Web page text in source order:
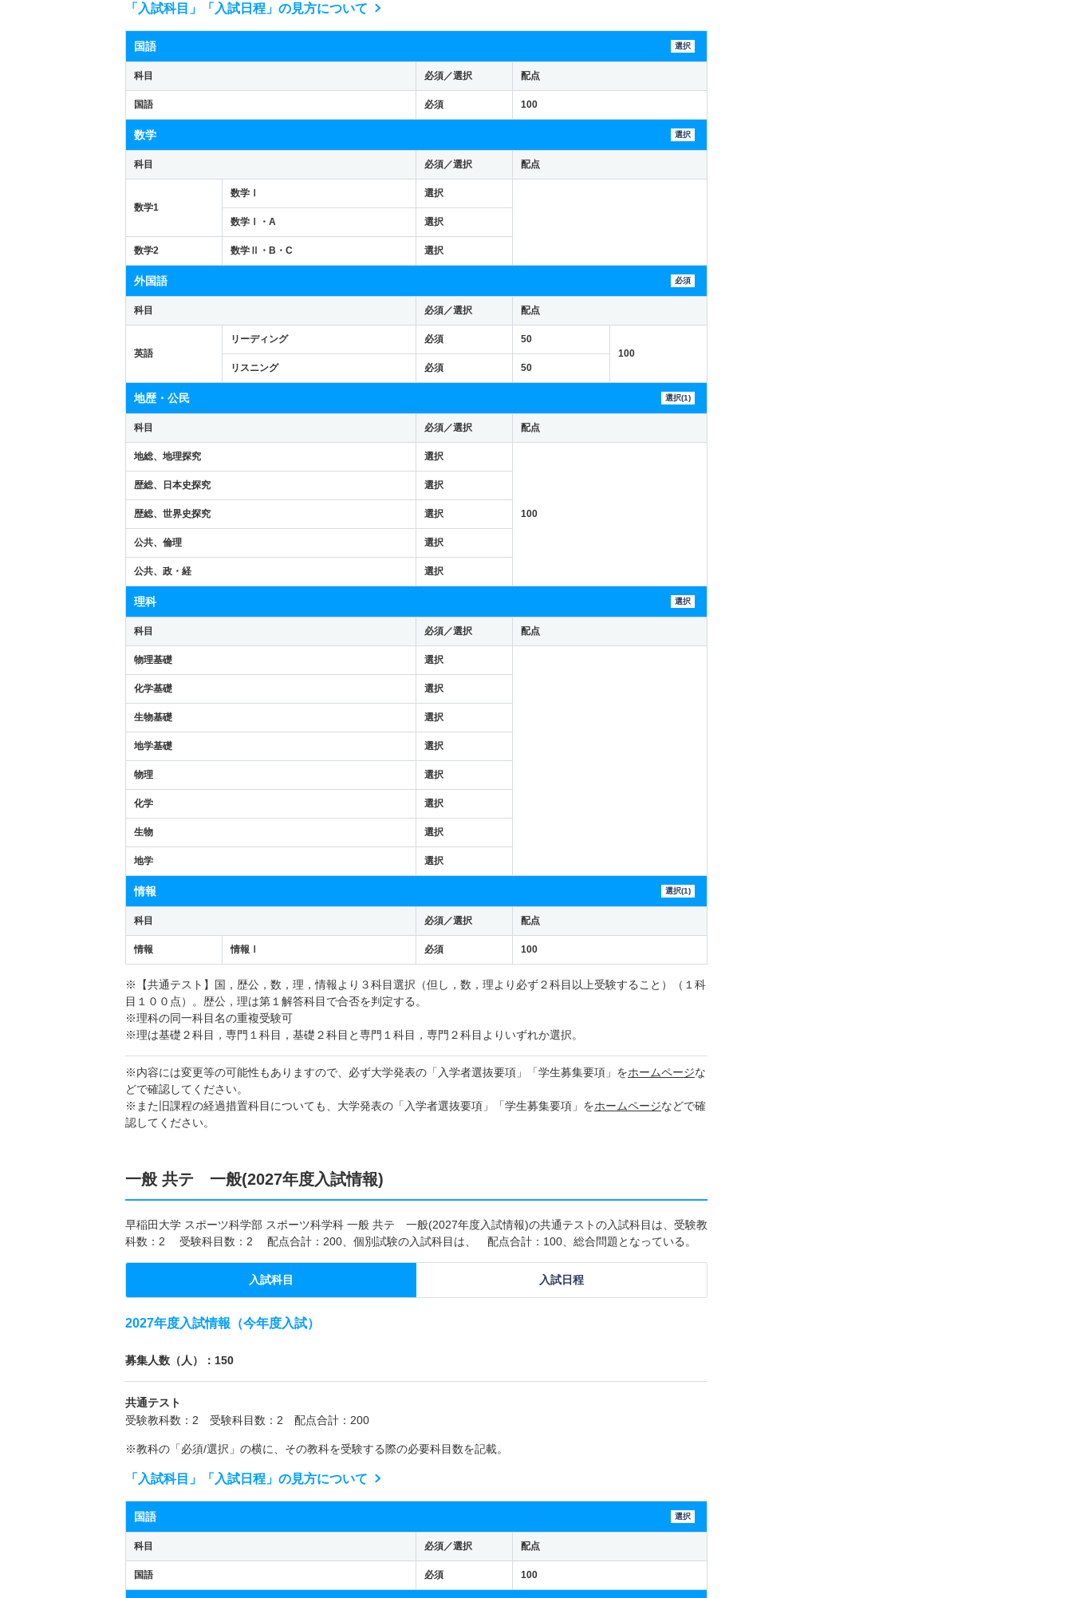
「入試科目」「入試日程」の見方について
国語 選択
科目 必須／選択 配点
国語 必須 100
数学 選択
科目 必須／選択 配点
数学1
数学Ⅰ 選択
数学Ⅰ・A 選択
数学2 数学Ⅱ・B・C 選択
外国語 必須
科目 必須／選択 配点
英語
リーディング 必須
50
100
リスニング
必須 50
地歴・公民 選択(1)
科目 必須／選択 配点
地総、地理探究 選択
100
歴総、日本史探究 選択
歴総、世界史探究 選択
公共、倫理 選択
公共、政・経 選択
理科 選択
科目 必須／選択 配点
物理基礎 選択
化学基礎 選択
生物基礎 選択
地学基礎 選択
物理 選択
化学 選択
生物 選択
地学 選択
情報 選択(1)
科目 必須／選択 配点
情報 情報Ⅰ 必須 100
※【共通テスト】国，歴公，数，理，情報より３科目選択（但し，数，理より必ず２科目以上受験すること）（１科
目１００点）。歴公，理は第１解答科目で合否を判定する。
※理科の同一科目名の重複受験可
※理は基礎２科目，専門１科目，基礎２科目と専門１科目，専門２科目よりいずれか選択。
※内容には変更等の可能性もありますので、必ず大学発表の「入学者選抜要項」「学生募集要項」をホームページな
どで確認してください。
※また旧課程の経過措置科目についても、大学発表の「入学者選抜要項」「学生募集要項」をホームページなどで確
認してください。
一般 共テ 一般(2027年度入試情報)
早稲田大学 スポーツ科学部 スポーツ科学科 一般 共テ 一般(2027年度入試情報)の共通テストの入試科目は、受験教
科数：2 受験科目数：2 配点合計：200、個別試験の入試科目は、 配点合計：100、総合問題となっている。
入試科目 入試日程
2027年度入試情報（今年度入試）
募集人数（人）：150
共通テスト
受験教科数：2 受験科目数：2 配点合計：200
※教科の「必須/選択」の横に、その教科を受験する際の必要科目数を記載。
「入試科目」「入試日程」の見方について
国語 選択
科目 必須／選択 配点
国語 必須 100